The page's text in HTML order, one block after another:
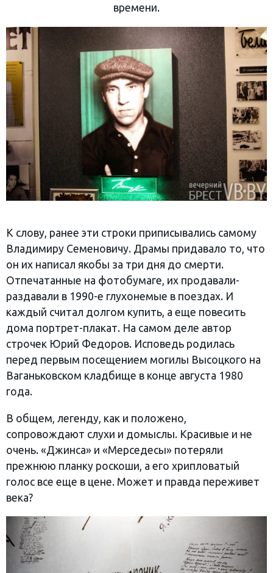
времени.
К слову, ранее эти строки приписывались самому
Владимиру Семеновичу. Драмы придавало то, что
он их написал якобы за три дня до смерти.
Отпечатанные на фотобумаге, их продавали-
раздавали в 1990-е глухонемые в поездах. И
каждый считал долгом купить, а еще повесить
дома портрет-плакат. На самом деле автор
строчек Юрий Федоров. Исповедь родилась
перед первым посещением могилы Высоцкого на
Ваганьковском кладбище в конце августа 1980
года.
В общем, легенду, как и положено,
сопровождают слухи и домыслы. Красивые и не
очень. «Джинса» и «Мерседесы» потеряли
прежнюю планку роскоши, а его хрипловатый
голос все еще в цене. Может и правда переживет
века?